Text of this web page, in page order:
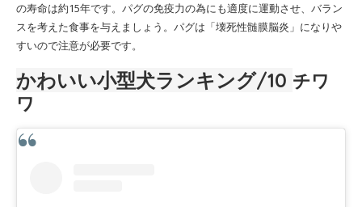
の寿命は約15年です。パグの免疫力の為にも適度に運動させ、バラン
スを考えた食事を与えましょう。パグは「壊死性髄膜脳炎」になりや
すいので注意が必要です。
かわいい小型犬ランキング/10 チワ
ワ